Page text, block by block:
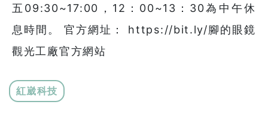
五09:30~17:00，12：00~13：30為中午休
息時間。 官方網址： https://bit.ly/腳的眼鏡
觀光工廠官方網站
紅崴科技